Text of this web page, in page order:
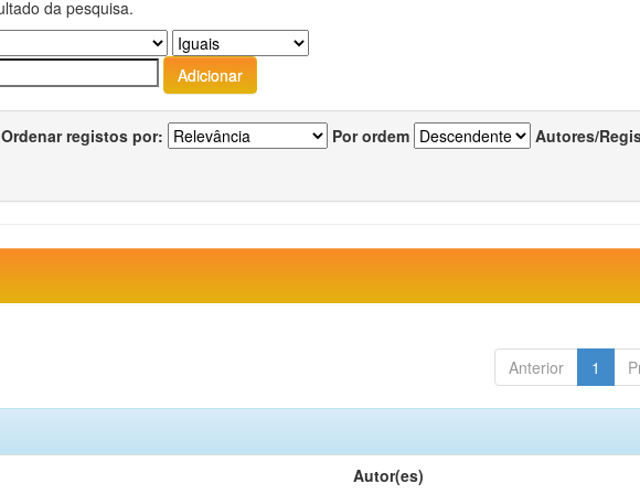
da pesquisa.
Ordenar registos por: Por ordem Autores/
Anterior 1
Autor(es)